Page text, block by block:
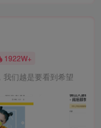
1922W+
我们越是要看到希望